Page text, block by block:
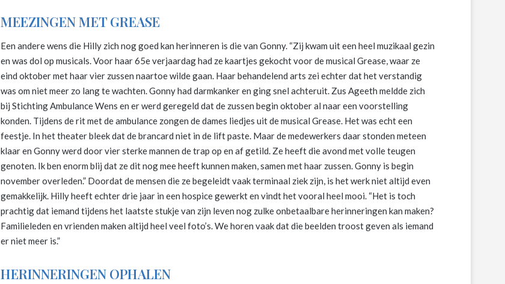
MEEZINGEN MET GREASE
Een andere wens die Hilly zich nog goed kan herinneren is die van Gonny. “Zij kwam uit een heel muzikaal gezin
en was dol op musicals. Voor haar 65e verjaardag had ze kaartjes gekocht voor de musical Grease, waar ze
eind oktober met haar vier zussen naartoe wilde gaan. Haar behandelend arts zei echter dat het verstandig
was om niet meer zo lang te wachten. Gonny had darmkanker en ging snel achteruit. Zus Ageeth meldde zich
bij Stichting Ambulance Wens en er werd geregeld dat de zussen begin oktober al naar een voorstelling
konden. Tijdens de rit met de ambulance zongen de dames liedjes uit de musical Grease. Het was echt een
feestje. In het theater bleek dat de brancard niet in de lift paste. Maar de medewerkers daar stonden meteen
klaar en Gonny werd door vier sterke mannen de trap op en af getild. Ze heeft die avond met volle teugen
genoten. Ik ben enorm blij dat ze dit nog mee heeft kunnen maken, samen met haar zussen. Gonny is begin
november overleden.” Doordat de mensen die ze begeleidt vaak terminaal ziek zijn, is het werk niet altijd even
gemakkelijk. Hilly heeft echter drie jaar in een hospice gewerkt en vindt het vooral heel mooi. “Het is toch
prachtig dat iemand tijdens het laatste stukje van zijn leven nog zulke onbetaalbare herinneringen kan maken?
Familieleden en vrienden maken altijd heel veel foto’s. We horen vaak dat die beelden troost geven als iemand
er niet meer is.”
HERINNERINGEN OPHALEN